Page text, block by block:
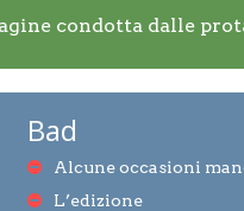
condotta dalle
Bad
Alcune occasioni
L’edizione